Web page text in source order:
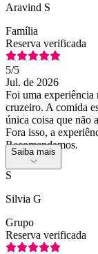
Aravind S
Família
Reserva verificada
5/5
Jul. de 2026
Foi uma
cruzeiro. A comida
única coisa que não
Fora isso, a
Recomendamos.
Saiba mais
S
Silvia G
Grupo
Reserva verificada